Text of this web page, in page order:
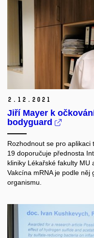
2. 12. 2021
Jiří Mayer k
bodyguard
Rozhodnout se pro
19 doporučuje přednosta
kliniky Lékařské fakulty MU
Vakcína mRNA je podle
organismu.